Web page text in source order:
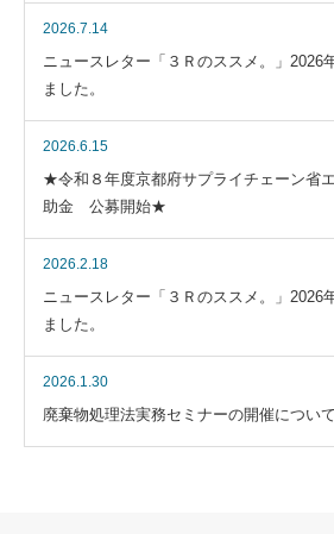
2026.7.14
ニュースレター「３Ｒのススメ。」2026
ました。
2026.6.15
★令和８年度京都府サプライチェーン省
助金 公募開始★
2026.2.18
ニュースレター「３Ｒのススメ。」2026
ました。
2026.1.30
廃棄物処理法実務セミナーの開催について